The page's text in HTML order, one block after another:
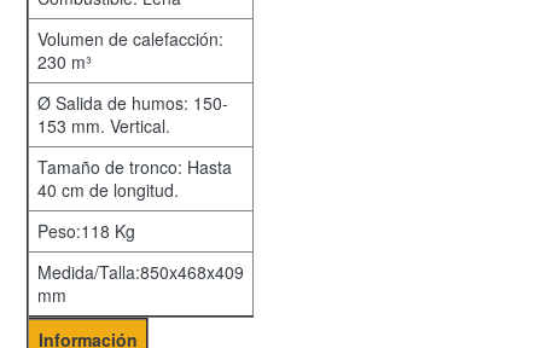
Volumen de calefacción:
230 m³
Ø Salida de humos: 150-
153 mm. Vertical.
Tamaño de tronco: Hasta
40 cm de longitud.
Peso:118 Kg
Medida/Talla:850x468x409
mm
Información